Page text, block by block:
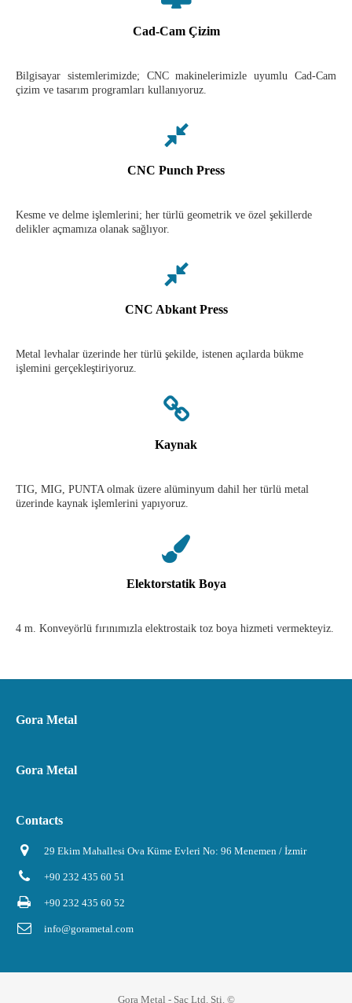
Cad-Cam Çizim
Bilgisayar sistemlerimizde; CNC makinelerimizle uyumlu Cad-Cam
çizim ve tasarım programları kullanıyoruz.
CNC Punch Press
Kesme ve delme işlemlerini; her türlü geometrik ve özel şekillerde
delikler açmamıza olanak sağlıyor.
CNC Abkant Press
Metal levhalar üzerinde her türlü şekilde, istenen açılarda bükme
işlemini gerçekleştiriyoruz.
Kaynak
TIG, MIG, PUNTA olmak üzere alüminyum dahil her türlü metal
üzerinde kaynak işlemlerini yapıyoruz.
Elektorstatik Boya
4 m. Konveyörlü fırınımızla elektrostaik toz boya hizmeti vermekteyiz.
Gora Metal
Gora Metal
Contacts
29 Ekim Mahallesi Ova Küme Evleri No: 96 Menemen / İzmir
+90 232 435 60 51
+90 232 435 60 52
info@gorametal.com
Gora Metal - Saç Ltd. Şti. ©